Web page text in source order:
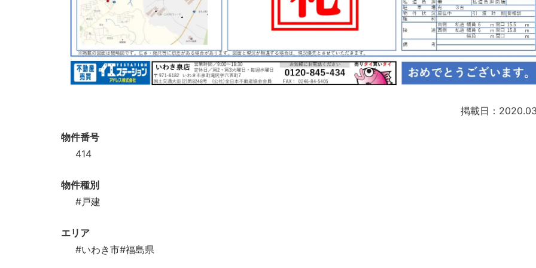
掲載日：
物件番号
414
物件種別
#戸建
エリア
#いわき市#福島県